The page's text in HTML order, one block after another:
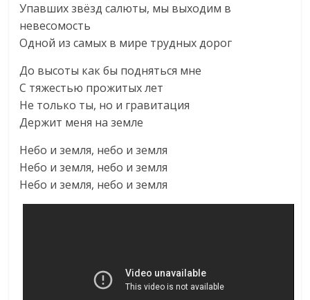
Упавших звёзд салюты, мы выходим в
невесомость
Одной из самых в мире трудных дорог
До высоты как бы подняться мне
С тяжестью прожитых лет
Не только ты, но и гравитация
Держит меня на земле
Небо и земля, небо и земля
Небо и земля, небо и земля
Небо и земля, небо и земля